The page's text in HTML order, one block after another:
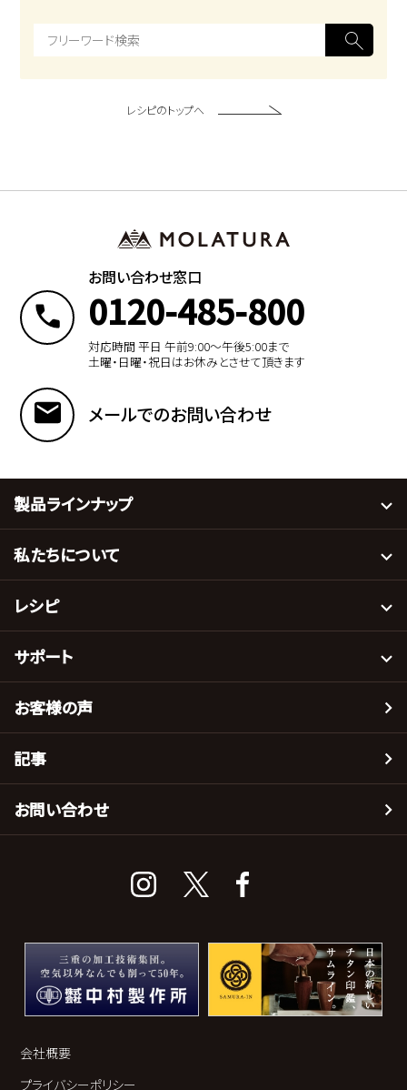
レシピのトップへ
お問い合わせ窓口
0120-485-800
対応時間 平日 午前9:00〜午後5:00まで
土曜・日曜・祝日はお休みとさせて頂きます
メールでのお問い合わせ
製品ラインナップ
私たちについて
レシピ
サポート
お客様の声
記事
お問い合わせ
会社概要
プライバシーポリシー